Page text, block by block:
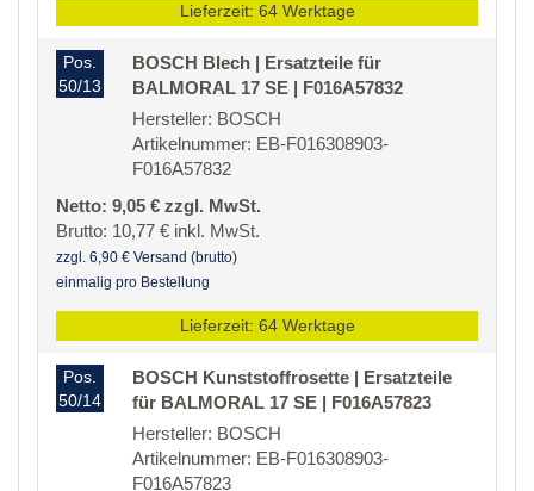
Lieferzeit: 64 Werktage
Pos.
50/13
BOSCH Blech | Ersatzteile für
BALMORAL 17 SE | F016A57832
Hersteller: BOSCH
Artikelnummer: EB-F016308903-
F016A57832
Netto: 9,05 € zzgl. MwSt.
Brutto: 10,77 € inkl. MwSt.
zzgl. 6,90 € Versand (brutto)
einmalig pro Bestellung
Lieferzeit: 64 Werktage
Pos.
50/14
BOSCH Kunststoffrosette | Ersatzteile
für BALMORAL 17 SE | F016A57823
Hersteller: BOSCH
Artikelnummer: EB-F016308903-
F016A57823